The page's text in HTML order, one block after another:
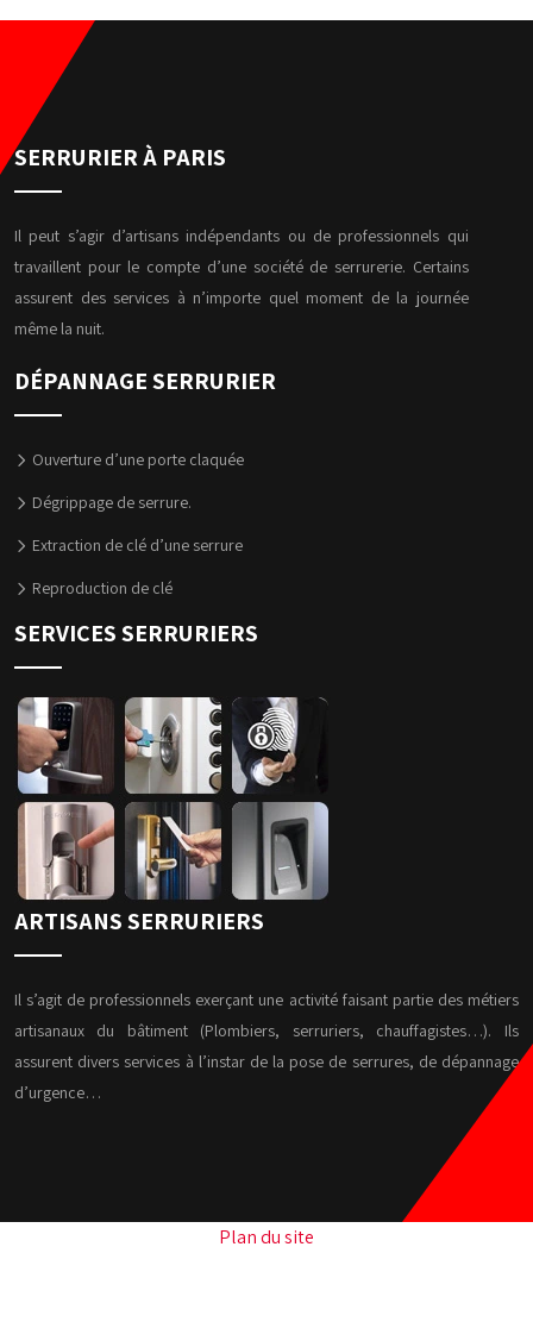
SERRURIER À PARIS
Il peut s’agir d’artisans indépendants ou de professionnels qui
travaillent pour le compte d’une société de serrurerie. Certains
assurent des services à n’importe quel moment de la journée
même la nuit.
DÉPANNAGE SERRURIER
Ouverture d’une porte claquée
Dégrippage de serrure.
Extraction de clé d’une serrure
Reproduction de clé
SERVICES SERRURIERS
ARTISANS SERRURIERS
Il s’agit de professionnels exerçant une activité faisant partie des métiers
artisanaux du bâtiment (Plombiers, serruriers, chauffagistes…). Ils
assurent divers services à l’instar de la pose de serrures, de dépannage
d’urgence…
Plan du site